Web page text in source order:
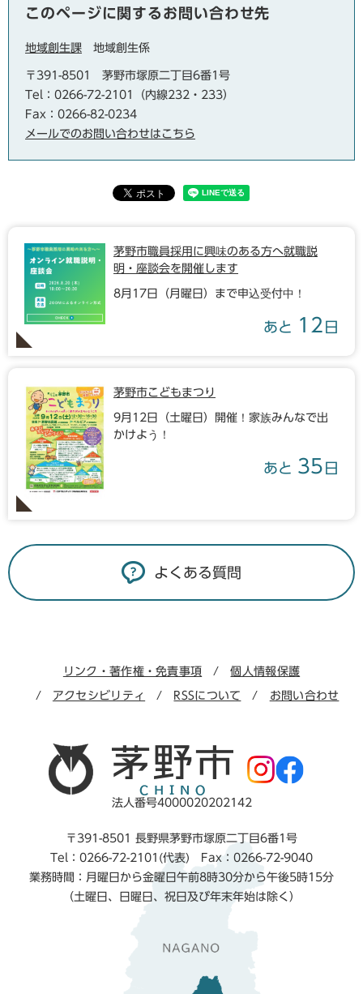
このページに関するお問い合わせ先
地域創生課 地域創生係
〒391-8501
茅野市塚原二丁目6番1号
Tel：0266-72-2101（内線232・233）
Fax：0266-82-0234
メールでのお問い合わせはこちら
茅野市職員採用に興味のある方へ就職説
明・座談会を開催します
8月17日（月曜日）まで申込受付中！
あと 12 日
茅野市こどもまつり
9月12日（土曜日）開催！家族みんなで出
かけよう！
あと 35 日
よくある質問
リンク・著作権・免責事項 個人情報保護
アクセシビリティ RSSについて お問い合わせ
法人番号4000020202142
〒391-8501 長野県茅野市塚原二丁目6番1号
Tel：0266-72-2101(代表) Fax：0266-72-9040
業務時間：月曜日から金曜日午前8時30分から午後5時15分
（土曜日、日曜日、祝日及び年末年始は除く）